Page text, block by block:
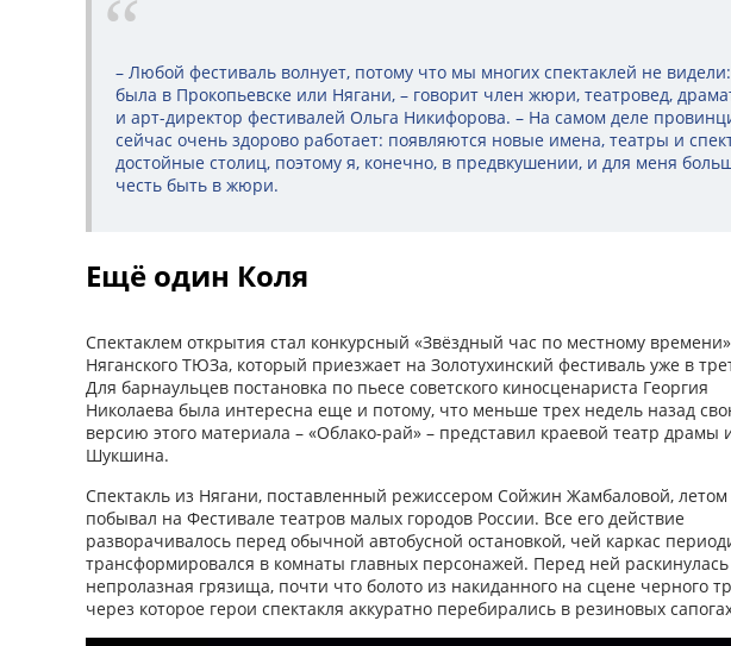
– Любой фестиваль волнует, потому что мы многих спектаклей не
была в Прокопьевске или Нягани, – говорит член жюри, театровед,
и арт-директор фестивалей Ольга Никифорова. – На самом деле
сейчас очень здорово работает: появляются новые имена, театры и
достойные столиц, поэтому я, конечно, в предвкушении, и для меня
честь быть в жюри.
Ещё один Коля
Спектаклем открытия стал конкурсный «Звёздный час по местному времени»
Няганского ТЮЗа, который приезжает на Золотухинский фестиваль уже в
Для барнаульцев постановка по пьесе советского кино­сценариста Георгия
Николаева была интересна еще и потому, что меньше трех недель назад
версию этого материала – «Облако-рай» – представил краевой театр
Шукшина.
Спектакль из Нягани, поставленный режиссером Сойжин Жамбаловой,
побывал на Фестивале театров малых городов России. Все его действие
разворачивалось перед обычной автобусной остановкой, чей каркас
трансформировался в комнаты главных персонажей. Перед ней раскинулась
непролазная грязища, почти что болото из накиданного на сцене черного
через которое герои спектакля аккуратно перебирались в резиновых